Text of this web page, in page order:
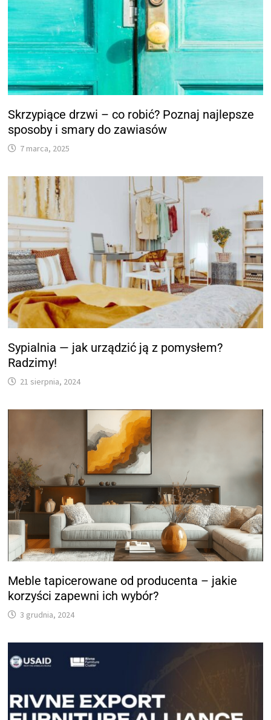
Skrzypiące drzwi – co robić? Poznaj najlepsze
sposoby i smary do zawiasów
7 marca, 2025
Sypialnia — jak urządzić ją z pomysłem?
Radzimy!
21 sierpnia, 2024
Meble tapicerowane od producenta – jakie
korzyści zapewni ich wybór?
3 grudnia, 2024